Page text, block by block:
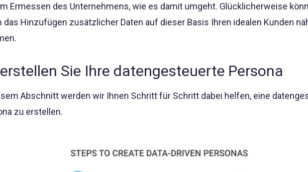
Ermessen des Unternehmens, wie es damit umgeht. Glücklicherweise
das Hinzufügen zusätzlicher Daten auf dieser Basis Ihren idealen Kunden
Sie Ihre datengesteuerte Persona
Abschnitt werden wir Ihnen Schritt für Schritt dabei helfen, eine
zu erstellen.